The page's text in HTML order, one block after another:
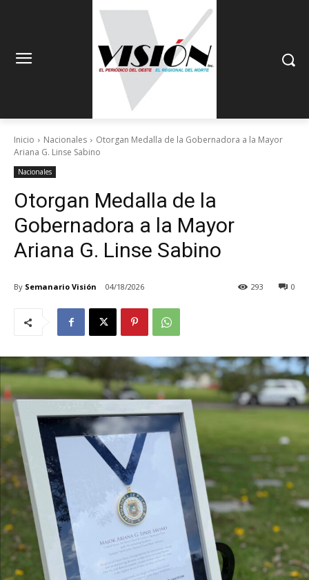
Inicio Nacionales
Otorgan Medalla de la Gobernadora a la Mayor
Ariana G. Linse Sabino
Nacionales
Otorgan Medalla de la
Gobernadora a la Mayor
Ariana G. Linse Sabino
By Semanario Visión 04/18/2026 0
293